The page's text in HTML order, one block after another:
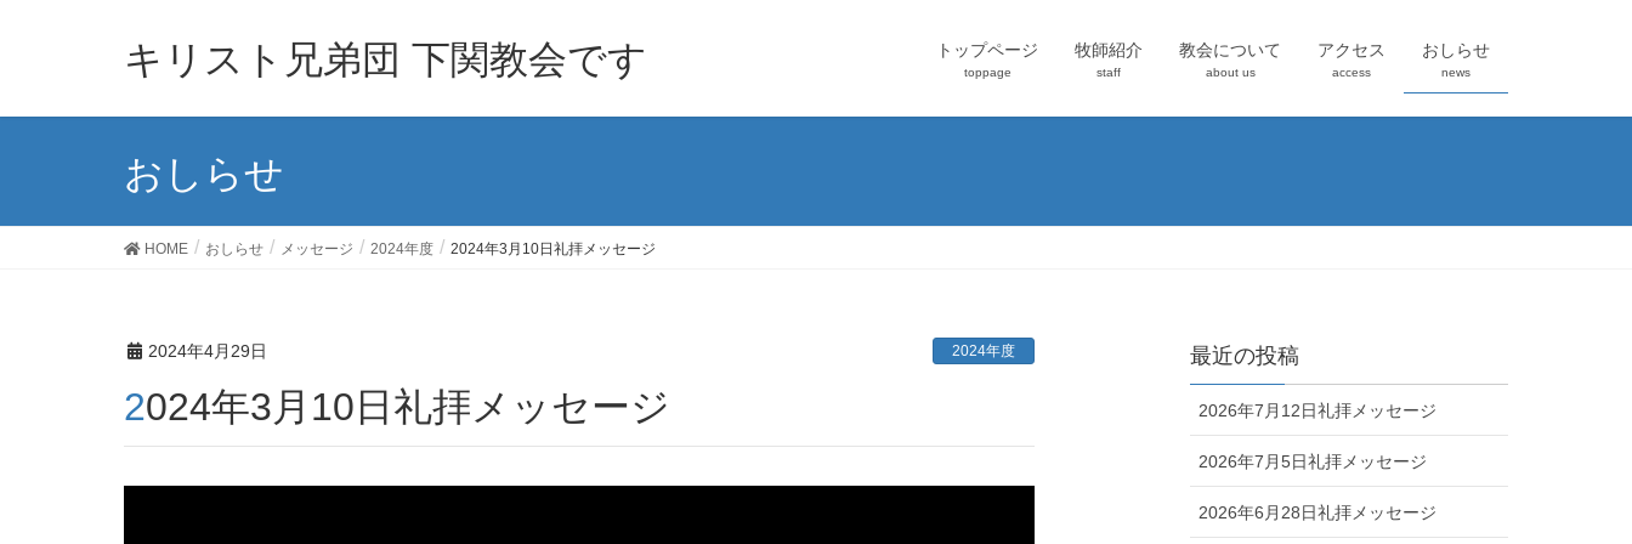
キリスト兄弟団 下関教会です トップページ
toppage
牧師紹介
staff
教会について
about us
アクセス
access
おしらせ
news
おしらせ
HOME おしらせ メッセージ 2024年度 2024年3月10日礼拝メッセージ
2024年4月29日 2024年度
2024年3月10日礼拝メッセージ
最近の投稿
2026年7月12日礼拝メッセージ
2026年7月5日礼拝メッセージ
2026年6月28日礼拝メッセージ